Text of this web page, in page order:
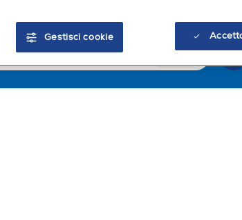
Gestisci cookie